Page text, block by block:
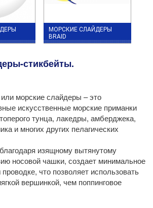
МОРСКИЕ СЛАЙДЕРЫ
BRAID
стикбейты.
морские слайдеры – это
искусственные морские приманки
тунца, лакедры, амберджека,
и многих других пелагических
изящному вытянутому
носовой чашки, создает минимальное
что позволяет использовать
вершинкой, чем поппинговое